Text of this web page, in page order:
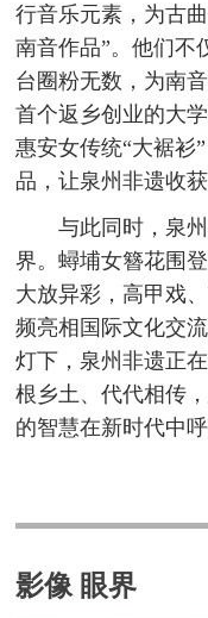
行音乐元素，为古
南音作品”。他们不
台圈粉无数，为南
首个返乡创业的大
惠安女传统“大裾衫
品，让泉州非遗收
与此同时，泉
界。蟳埔女簪花围
大放异彩，高甲戏
频亮相国际文化交
灯下，泉州非遗正
根乡土、代代相传
的智慧在新时代中
影像 眼界